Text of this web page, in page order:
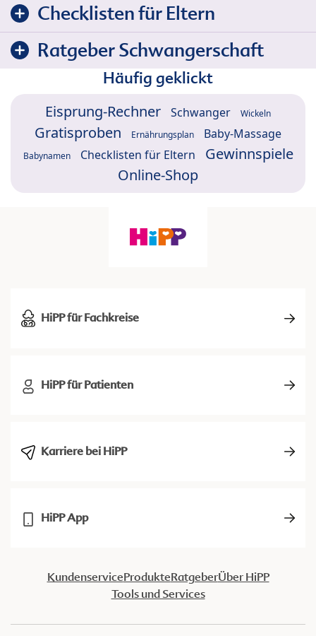
Checklisten für Eltern
Ratgeber Schwangerschaft
Häufig geklickt
Eisprung-Rechner Schwanger Wickeln
Gratisproben Ernährungsplan Baby-Massage
Babynamen Checklisten für Eltern
Gewinnspiele
Online-Shop
HiPP für Fachkreise
HiPP für Patienten
Karriere bei HiPP
HiPP App
KundenserviceProdukteRatgeberÜber HiPP
Tools und Services